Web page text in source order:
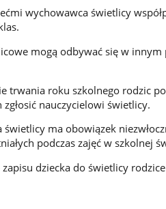
wychowawca świetlicy
mogą odbywać się w
trwania roku szkolnego rodzic
nauczycielowi świetlicy.
świetlicy ma obowiązek
podczas zajęć w szkolnej
dziecka do świetlicy